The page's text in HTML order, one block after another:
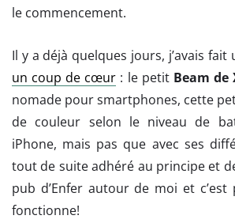
le commencement.
Il y a déjà quelques jours, j’avais fait
un coup de cœur : le petit Beam de
nomade pour smartphones, cette
de couleur selon le niveau de
iPhone, mais pas que avec ses
tout de suite adhéré au principe et
pub d’Enfer autour de moi et
fonctionne!